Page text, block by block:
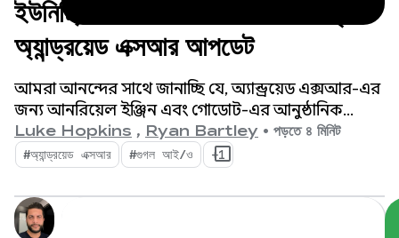
ইউনিটি, আনরিয়েল এবং গোডোটের জন্য
অ্যান্ড্রয়েড এক্সআর আপডেট
আমরা আনন্দের সাথে জানাচ্ছি যে, অ্যান্ড্রয়েড এক্সআর-এর
জন্য আনরিয়েল ইঞ্জিন এবং গোডোট-এর আনুষ্ঠানিক
সমর্থন এসে গেছে। এছাড়াও আমরা আপনার কর্মদক্ষতা
বাড়াতে এবং এক্সআর-এর নতুন সক্ষমতাগুলো সক্রিয়
করতে দুটি নতুন টুল চালু করছি: অ্যান্ড্রয়েড এক্সআর ইঞ্জিন
হাব এবং অ্যান্ড্রয়েড এক্সআর ইন্টারঅ্যাকশন ফ্রেমওয়ার্ক।
Luke Hopkins , Ryan Bartley • পড়তে ৪ মিনিট
#অ্যান্ড্রয়েড এক্সআর #গুগল আই/ও +1